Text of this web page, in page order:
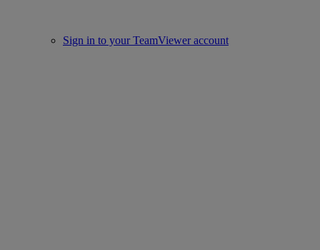
Sign in to your TeamViewer account